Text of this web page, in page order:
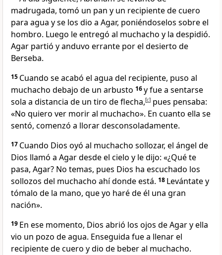
madrugada, tomó un pan y un recipiente de cuero
para agua y se los dio a Agar, poniéndoselos sobre el
hombro. Luego le entregó al muchacho y la despidió.
Agar partió y anduvo errante por el desierto de
Berseba.
15 Cuando se acabó el agua del recipiente, puso al
muchacho debajo de un arbusto 16y fue a sentarse
sola a distancia de un tiro de flecha,[c] pues pensaba:
«No quiero ver morir al muchacho». En cuanto ella se
sentó, comenzó a llorar desconsoladamente.
17 Cuando Dios oyó al muchacho sollozar, el ángel de
Dios llamó a Agar desde el cielo y le dijo: «¿Qué te
pasa, Agar? No temas, pues Dios ha escuchado los
sollozos del muchacho ahí donde está. 18 Levántate y
tómalo de la mano, que yo haré de él una gran
nación».
19 En ese momento, Dios abrió los ojos de Agar y ella
vio un pozo de agua. Enseguida fue a llenar el
recipiente de cuero y dio de beber al muchacho.